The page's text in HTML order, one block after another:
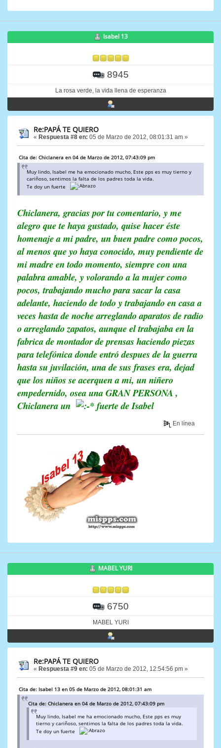
Isabel 13
8945
La rosa verde, la vida llena de esperanza
Re:PAPÁ TE QUIERO
« Respuesta #8 en: 05 de Marzo de 2012, 08:01:31 am »
Cita de: Chiclanera en 04 de Marzo de 2012, 07:43:09 pm
Muy lindo, Isabel me ha emocionado mucho, Este pps es muy tierno y
cariñoso, sentimos la falta de los padres toda la vida.
Te doy un fuerte
Chiclanera, gracias por tu comentario, y me
alegro que te haya gustado, quise hacer éste
homenaje a mi padre, un buen padre como pocos,
al menos que yo haya conocido, muy pendiente de
mi madre en todo momento, siempre con una
palabra amable, y volorando a la mujer como
pocos, trabajando mucho para sacar la casa
adelante, haciendo de todo y trabajando en casa a
veces hasta de noche arreglando aparatos de radio
o arreglando zapatos, aunque el trabajaba en la
fabrica de montador de prensas haciendo piezas
para telefónica donde entró despues de la guerra
hasta su juvilación, una de sus frases era, dejad
que los niños se acerquen a mi, un niñero
empedernido, osea una GRAN PERSONA ,
Chiclanera un
fuerte de Isabel
En línea
MABEL YURI
6750
MABEL YURI
Re:PAPÁ TE QUIERO
« Respuesta #9 en: 05 de Marzo de 2012, 12:54:56 pm »
Cita de: Isabel 13 en 05 de Marzo de 2012, 08:01:31 am
Cita de: Chiclanera en 04 de Marzo de 2012, 07:43:09 pm
Muy lindo, Isabel me ha emocionado mucho, Este pps es muy
tierno y cariñoso, sentimos la falta de los padres toda la vida.
Te doy un fuerte